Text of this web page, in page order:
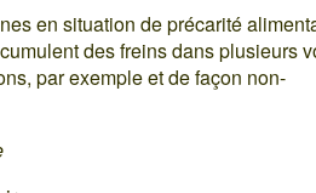
en situation de précarité
des freins dans plusieurs
par exemple et de façon non-